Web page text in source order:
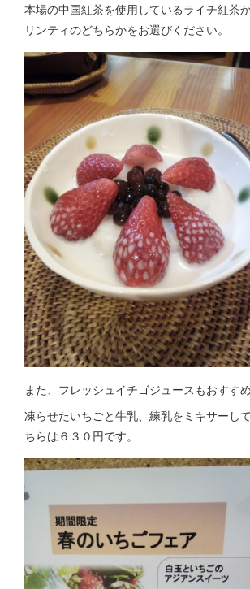
本場の中国紅茶を使用しているライチ紅茶
リンティのどちらかをお選びください。
また、フレッシュイチゴジュースもおすすめ
凍らせたいちごと牛乳、練乳をミキサーし
ちらは６３０円です。